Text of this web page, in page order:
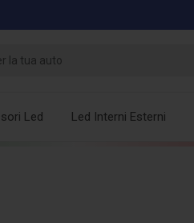
Led Led Interni Esterni